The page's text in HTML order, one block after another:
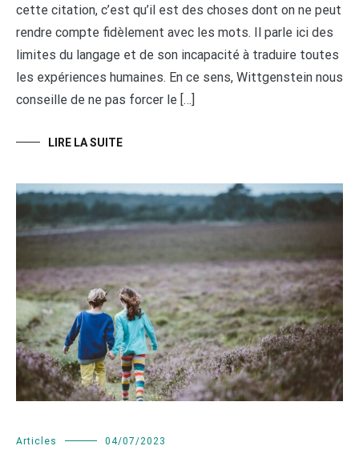
cette citation, c’est qu’il est des choses dont on ne peut
rendre compte fidèlement avec les mots. Il parle ici des
limites du langage et de son incapacité à traduire toutes
les expériences humaines. En ce sens, Wittgenstein nous
conseille de ne pas forcer le […]
LIRE LA SUITE
Articles 04/07/2023